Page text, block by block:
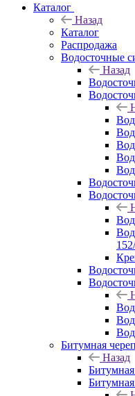
Каталог
Назад
Каталог
Распродажа
Водосточные
Назад
Битумная
Назад